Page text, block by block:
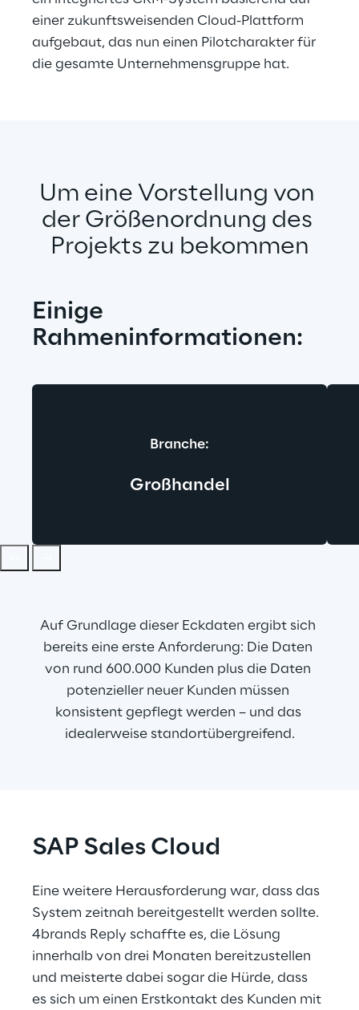
einer zukunftsweisenden Cloud-Plattform
aufgebaut, das nun einen Pilotcharakter für
die gesamte Unternehmensgruppe hat.
Um eine Vorstellung von
der Größenordnung des
Projekts zu bekommen
Einige
Rahmeninformationen:
Branche:
Großhandel
Auf Grundlage dieser Eckdaten ergibt sich
bereits eine erste Anforderung: Die Daten
von rund 600.000 Kunden plus die Daten
potenzieller neuer Kunden müssen
konsistent gepflegt werden – und das
idealerweise standortübergreifend.
SAP Sales Cloud
Eine weitere Herausforderung war, dass das
System zeitnah bereitgestellt werden sollte.
4brands Reply schaffte es, die Lösung
innerhalb von drei Monaten bereitzustellen
und meisterte dabei sogar die Hürde, dass
es sich um einen Erstkontakt des Kunden mit